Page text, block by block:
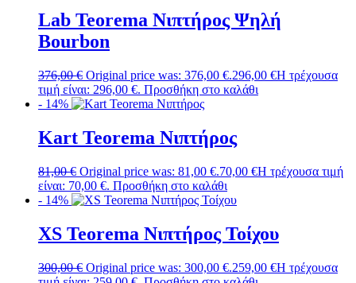
Lab Teorema Νιπτήρος Ψηλή
Bourbon
376,00€ Original price was: 376,00 €.296,00 €Η τρέχουσα
τιμή είναι: 296,00 €. Προσθήκη στο καλάθι
- 14%
Kart Teorema Νιπτήρος
81,00€ Original price was: 81,00 €.70,00 €Η τρέχουσα τιμή
είναι: 70,00 €. Προσθήκη στο καλάθι
- 14%
XS Teorema Νιπτήρος Τοίχου
300,00€ Original price was: 300,00 €.259,00 €Η τρέχουσα